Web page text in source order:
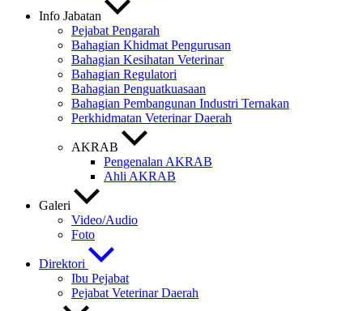
Info Jabatan
Pejabat Pengarah
Bahagian Khidmat Pengurusan
Bahagian Kesihatan Veterinar
Bahagian Regulatori
Bahagian Penguatkuasaan
Bahagian Pembangunan Industri Ternakan
Perkhidmatan Veterinar Daerah
AKRAB
Pengenalan AKRAB
Ahli AKRAB
Galeri
Video/Audio
Foto
Direktori
Ibu Pejabat
Pejabat Veterinar Daerah